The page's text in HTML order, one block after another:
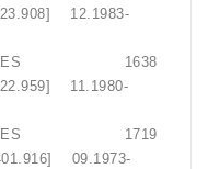
12.1983-
& BUSES 1638
11.1980-
& BUSES 1719
09.1973-